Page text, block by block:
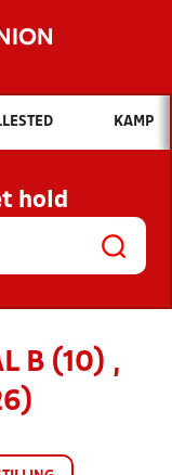
vil du søge efter?
OG NYHEDER
OG
KAMP
hold
B (10) ,